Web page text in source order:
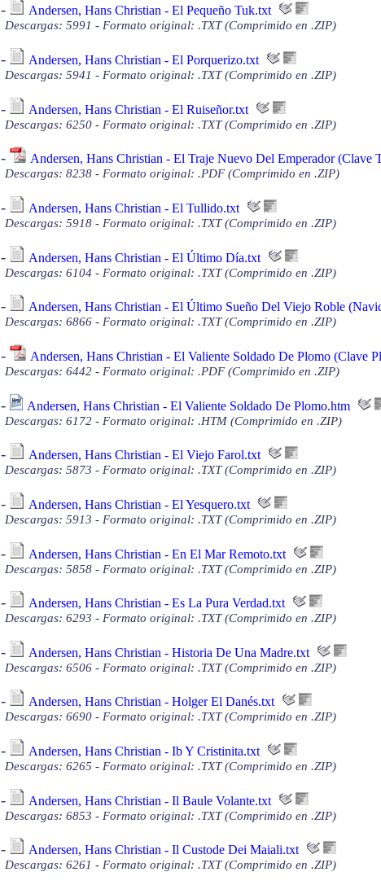
- Andersen, Hans Christian - El Pequeño Tuk.txt
Descargas: 5991 - Formato original: .TXT (Comprimido en .ZIP)
- Andersen, Hans Christian - El Porquerizo.txt
Descargas: 5941 - Formato original: .TXT (Comprimido en .ZIP)
- Andersen, Hans Christian - El Ruiseñor.txt
Descargas: 6250 - Formato original: .TXT (Comprimido en .ZIP)
- Andersen, Hans Christian - El Traje Nuevo Del Emperador (Clave
Descargas: 8238 - Formato original: .PDF (Comprimido en .ZIP)
- Andersen, Hans Christian - El Tullido.txt
Descargas: 5918 - Formato original: .TXT (Comprimido en .ZIP)
- Andersen, Hans Christian - El Último Día.txt
Descargas: 6104 - Formato original: .TXT (Comprimido en .ZIP)
- Andersen, Hans Christian - El Último Sueño Del Viejo Roble
Descargas: 6866 - Formato original: .TXT (Comprimido en .ZIP)
- Andersen, Hans Christian - El Valiente Soldado De Plomo (Clave
Descargas: 6442 - Formato original: .PDF (Comprimido en .ZIP)
- Andersen, Hans Christian - El Valiente Soldado De Plomo.htm
Descargas: 6172 - Formato original: .HTM (Comprimido en .ZIP)
- Andersen, Hans Christian - El Viejo Farol.txt
Descargas: 5873 - Formato original: .TXT (Comprimido en .ZIP)
- Andersen, Hans Christian - El Yesquero.txt
Descargas: 5913 - Formato original: .TXT (Comprimido en .ZIP)
- Andersen, Hans Christian - En El Mar Remoto.txt
Descargas: 5858 - Formato original: .TXT (Comprimido en .ZIP)
- Andersen, Hans Christian - Es La Pura Verdad.txt
Descargas: 6293 - Formato original: .TXT (Comprimido en .ZIP)
- Andersen, Hans Christian - Historia De Una Madre.txt
Descargas: 6506 - Formato original: .TXT (Comprimido en .ZIP)
- Andersen, Hans Christian - Holger El Danés.txt
Descargas: 6690 - Formato original: .TXT (Comprimido en .ZIP)
- Andersen, Hans Christian - Ib Y Cristinita.txt
Descargas: 6265 - Formato original: .TXT (Comprimido en .ZIP)
- Andersen, Hans Christian - Il Baule Volante.txt
Descargas: 6853 - Formato original: .TXT (Comprimido en .ZIP)
- Andersen, Hans Christian - Il Custode Dei Maiali.txt
Descargas: 6261 - Formato original: .TXT (Comprimido en .ZIP)